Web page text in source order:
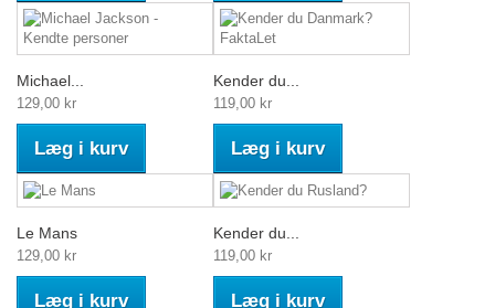
Michael...
129,00 kr
Læg i kurv
Kender du...
119,00 kr
Læg i kurv
Le Mans
129,00 kr
Læg i kurv
Kender du...
119,00 kr
Læg i kurv